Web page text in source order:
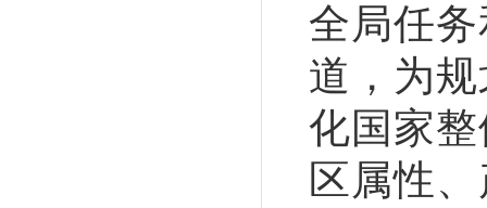
全局任
道，为
化国家
区属性